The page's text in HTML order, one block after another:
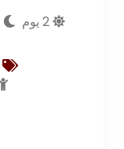
2 يوم